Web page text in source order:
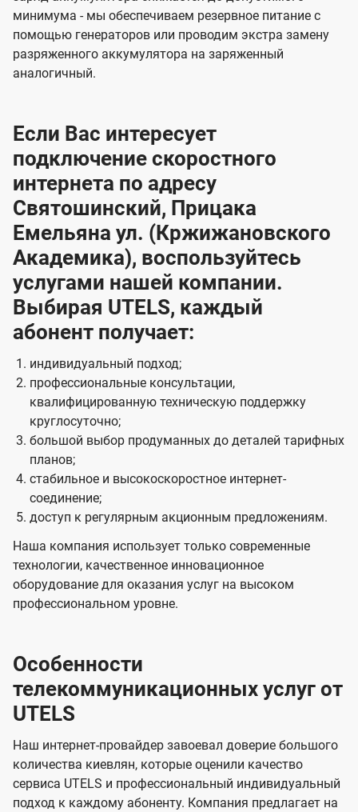
минимума - мы обеспечиваем резервное питание с
помощью генераторов или проводим экстра замену
разряженного аккумулятора на заряженный
аналогичный.
Если Вас интересует
подключение скоростного
интернета по адресу
Святошинский, Прицака
Емельяна ул. (Кржижановского
Академика), воспользуйтесь
услугами нашей компании.
Выбирая UTELS, каждый
абонент получает:
индивидуальный подход;
профессиональные консультации,
квалифицированную техническую поддержку
круглосуточно;
большой выбор продуманных до деталей тарифных
планов;
стабильное и высокоскоростное интернет-
соединение;
доступ к регулярным акционным предложениям.
Наша компания использует только современные
технологии, качественное инновационное
оборудование для оказания услуг на высоком
профессиональном уровне.
Особенности
телекоммуникационных услуг от
UTELS
Наш интернет-провайдер завоевал доверие большого
количества киевлян, которые оценили качество
сервиса UTELS и профессиональный индивидуальный
подход к каждому абоненту. Компания предлагает на